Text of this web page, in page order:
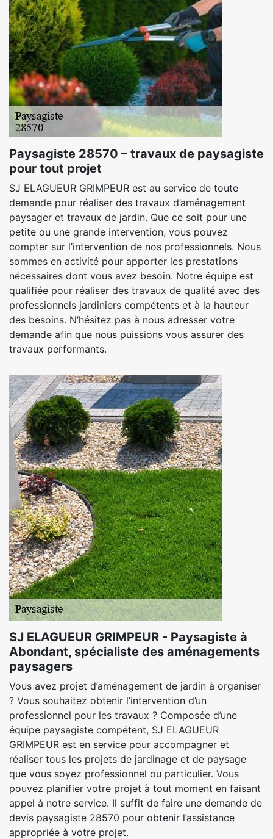
Paysagiste 28570 – travaux de paysagiste
pour tout projet
SJ ELAGUEUR GRIMPEUR est au service de toute
demande pour réaliser des travaux d’aménagement
paysager et travaux de jardin. Que ce soit pour une
petite ou une grande intervention, vous pouvez
compter sur l’intervention de nos professionnels. Nous
sommes en activité pour apporter les prestations
nécessaires dont vous avez besoin. Notre équipe est
qualifiée pour réaliser des travaux de qualité avec des
professionnels jardiniers compétents et à la hauteur
des besoins. N’hésitez pas à nous adresser votre
demande afin que nous puissions vous assurer des
travaux performants.
SJ ELAGUEUR GRIMPEUR - Paysagiste à
Abondant, spécialiste des aménagements
paysagers
Vous avez projet d’aménagement de jardin à organiser
? Vous souhaitez obtenir l’intervention d’un
professionnel pour les travaux ? Composée d’une
équipe paysagiste compétent, SJ ELAGUEUR
GRIMPEUR est en service pour accompagner et
réaliser tous les projets de jardinage et de paysage
que vous soyez professionnel ou particulier. Vous
pouvez planifier votre projet à tout moment en faisant
appel à notre service. Il suffit de faire une demande de
devis paysagiste 28570 pour obtenir l’assistance
appropriée à votre projet.